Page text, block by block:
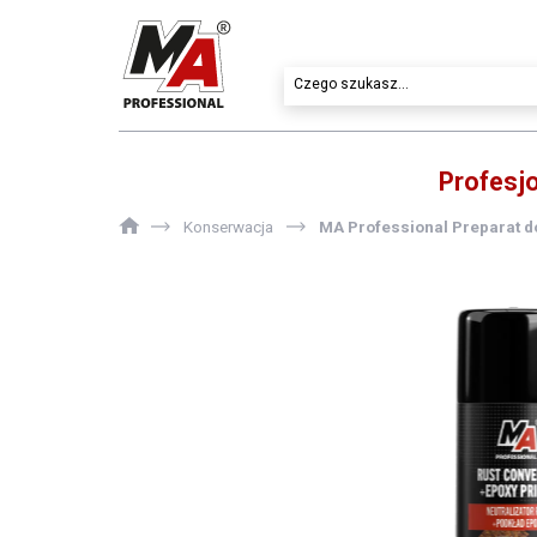
Konserwacja MA Professional Preparat